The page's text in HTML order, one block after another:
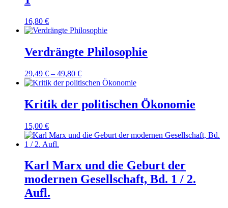
16,80 €
Verdrängte Philosophie
29,49 € – 49,80 €
Kritik der politischen Ökonomie
15,00 €
Karl Marx und die Geburt der
modernen Gesellschaft, Bd. 1 / 2.
Aufl.